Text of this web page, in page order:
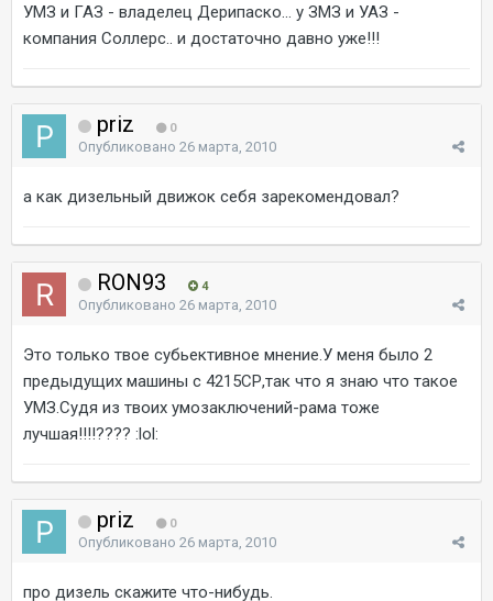
УМЗ и ГАЗ - владелец Дерипаско... у ЗМЗ и УАЗ -
компания Соллерс.. и достаточно давно уже!!!
priz 0
Опубликовано 26 марта, 2010
а как дизельный движок себя зарекомендовал?
RON93 4
Опубликовано 26 марта, 2010
Это только твое субьективное мнение.У меня было 2
предыдущих машины с 4215СР,так что я знаю что такое
УМЗ.Судя из твоих умозаключений-рама тоже
лучшая!!!!???? :lol:
priz 0
Опубликовано 26 марта, 2010
про дизель скажите что-нибудь.